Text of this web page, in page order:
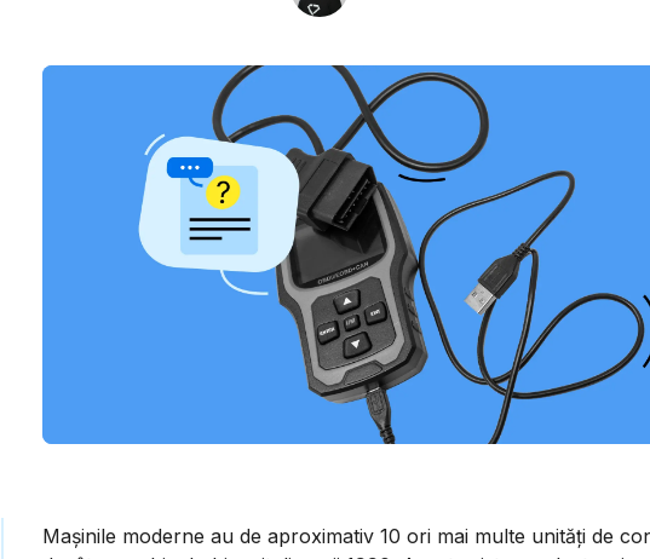
Mașinile moderne au de aproximativ 10 ori mai multe unități de